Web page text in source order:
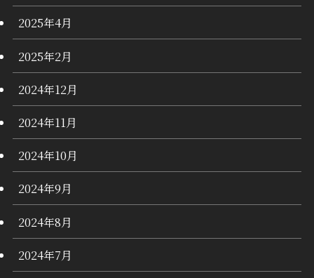
2025年4月
2025年2月
2024年12月
2024年11月
2024年10月
2024年9月
2024年8月
2024年7月